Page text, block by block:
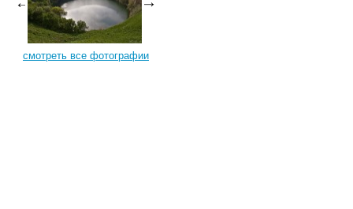
смотреть все фотографии